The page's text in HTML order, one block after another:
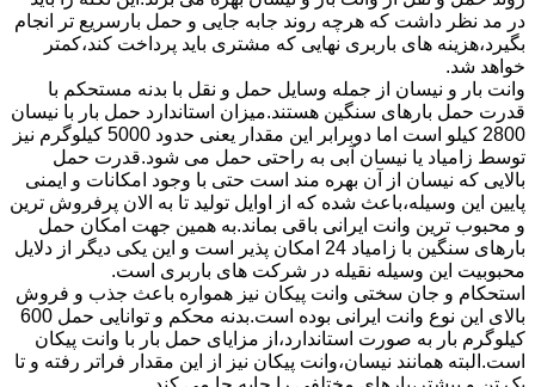
در مد نظر داشت که هرچه روند جابه جایی و حمل بارسریع تر انجام
بگیرد،هزینه های باربری نهایی که مشتری باید پرداخت کند،کمتر
خواهد شد.
وانت بار و نیسان از جمله وسایل حمل و نقل با بدنه مستحکم با
قدرت حمل بارهای سنگین هستند.میزان استاندارد حمل بار با نیسان
2800 کیلو است اما دوبرابر این مقدار یعنی حدود 5000 کیلوگرم نیز
توسط زامیاد یا نیسان آبی به راحتی حمل می شود.قدرت حمل
بالایی که نیسان از آن بهره مند است حتی با وجود امکانات و ایمنی
پایین این وسیله،باعث شده که از اوایل تولید تا به الان پرفروش ترین
و محبوب ترین وانت ایرانی باقی بماند.به همین جهت امکان حمل
بارهای سنگین با زامیاد 24 امکان پذیر است و این یکی دیگر از دلایل
محبوبیت این وسیله نقیله در شرکت های باربری است.
استحکام و جان سختی وانت پیکان نیز همواره باعث جذب و فروش
بالای این نوع وانت ایرانی بوده است.بدنه محکم و توانایی حمل 600
کیلوگرم بار به صورت استاندارد،از مزایای حمل بار با وانت پیکان
است.البته همانند نیسان،وانت پیکان نیز از این مقدار فراتر رفته و تا